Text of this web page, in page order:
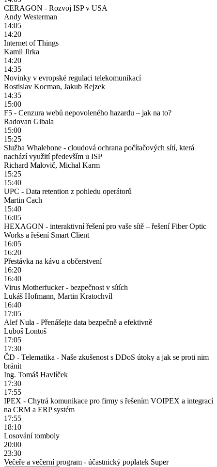
CERAGON - Rozvoj ISP v USA
Andy Westerman
14:05
14:20
Internet of Things
Kamil Jirka
14:20
14:35
Novinky v evropské regulaci telekomunikací
Rostislav Kocman, Jakub Rejzek
14:35
15:00
F5 - Cenzura webů nepovoleného hazardu – jak na to?
Radovan Gibala
15:00
15:25
Služba Whalebone - cloudová ochrana počítačových sítí, která
nachází využití především u ISP
Richard Malovič, Michal Karm
15:25
15:40
UPC - Data retention z pohledu operátorů
Martin Cach
15:40
16:05
HEXAGON - interaktivní řešení pro vaše sítě – řešení Fiber Optic
Works a řešení Smart Client
16:05
16:20
Přestávka na kávu a občerstvení
16:20
16:40
Virus Motherfucker - bezpečnost v sítích
Lukáš Hofmann, Martin Kratochvíl
16:40
17:05
Alef Nula - Přenášejte data bezpečně a efektivně
Luboš Lontoš
17:05
17:30
ČD - Telematika - Naše zkušenost s DDoS útoky a jak se proti nim
bránit
Ing. Tomáš Havlíček
17:30
17:55
IPEX - Chytrá komunikace pro firmy s řešením VOIPEX a integrací
na CRM a ERP systém
17:55
18:10
Losování tomboly
20:00
23:30
Večeře a večerní program - účastnický poplatek Super